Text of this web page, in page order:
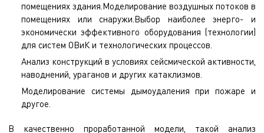
помещениях здания. Моделирование воздушных потоков в
помещениях или снаружи. Выбор наиболее энерго- и
экономически эффективного оборудования (технологии)
для систем ОВиК и технологических процессов.
Анализ конструкций в условиях сейсмической активности,
наводнений, ураганов и других катаклизмов.
Моделирование системы дымоудаления при пожаре и
другое.
В качественно проработанной модели, такой анализ